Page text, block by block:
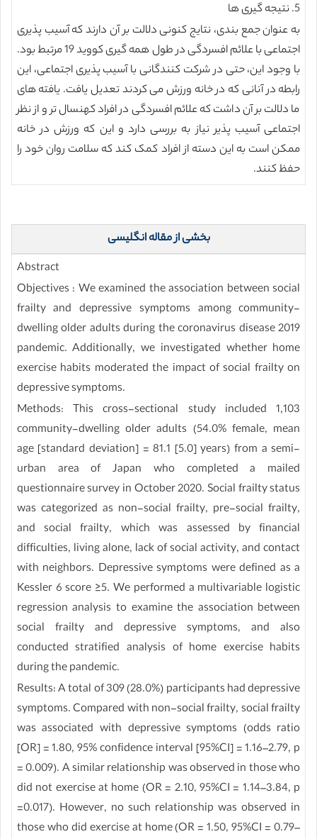
5. نتیجه گیری ها
به عنوان جمع بندی، نتایج کنونی دلالت بر آن دارند که آسیب پذیری
اجتماعی با علائم افسردگی در طول همه گیری کووید 19 مرتبط بود.
با وجود این، حتی در شرکت کنندگانی با آسیب پذیری اجتماعی، این
رابطه در آنانی که در خانه ورزش می کردند تعدیل یافت. یافته های
ما دلالت بر آن داشت که علائم افسردگی در افراد کهنسال تر و از نظر
اجتماعی آسیب پذیر نیاز به بررسی دارد و این که ورزش در خانه
ممکن است به این دسته از افراد کمک کند که سلامت روان خود را
حفظ کنند.
بخشی از مقاله انگلیسی
Abstract
Objectives : We examined the association between social
frailty and depressive symptoms among community-
dwelling older adults during the coronavirus disease 2019
pandemic. Additionally, we investigated whether home
exercise habits moderated the impact of social frailty on
depressive symptoms.
Methods: This cross-sectional study included 1,103
community-dwelling older adults (54.0% female, mean
age [standard deviation] = 81.1 [5.0] years) from a semi-
urban area of Japan who completed a mailed
questionnaire survey in October 2020. Social frailty status
was categorized as non-social frailty, pre-social frailty,
and social frailty, which was assessed by financial
difficulties, living alone, lack of social activity, and contact
with neighbors. Depressive symptoms were defined as a
Kessler 6 score ≥5. We performed a multivariable logistic
regression analysis to examine the association between
social frailty and depressive symptoms, and also
conducted stratified analysis of home exercise habits
during the pandemic.
Results: A total of 309 (28.0%) participants had depressive
symptoms. Compared with non-social frailty, social frailty
was associated with depressive symptoms (odds ratio
[OR] = 1.80, 95% confidence interval [95%CI] = 1.16–2.79, p
= 0.009). A similar relationship was observed in those who
did not exercise at home (OR = 2.10, 95%CI = 1.14–3.84, p
=0.017). However, no such relationship was observed in
those who did exercise at home (OR = 1.50, 95%CI = 0.79–